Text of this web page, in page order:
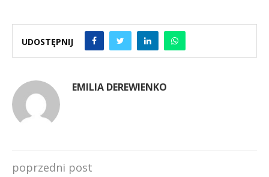
UDOSTĘPNIJ
EMILIA DEREWIENKO
poprzedni post